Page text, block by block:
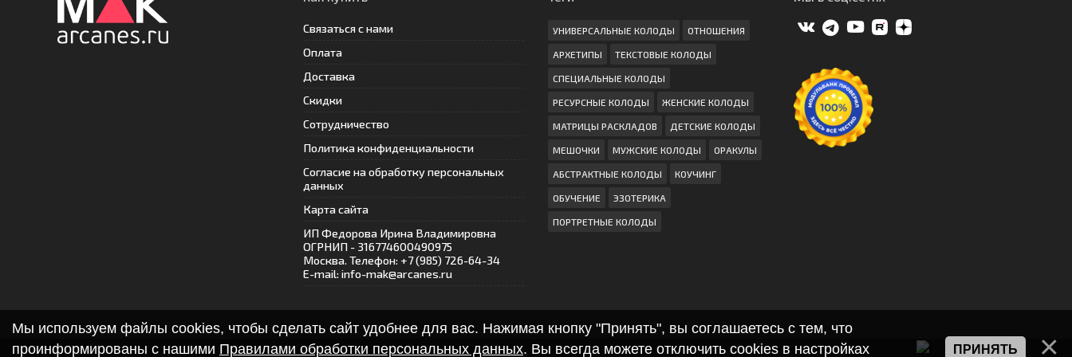
Связаться с нами
Оплата
Доставка
Скидки
Сотрудничество
Политика конфиденциальности
Согласие на обработку персональных
данных
Карта сайта
ИП Федорова Ирина Владимировна
ОГРНИП - 316774600490975
Москва. Телефон: +7 (985) 726-64-34
E-mail: info-mak@arcanes.ru
УНИВЕРСАЛЬНЫЕ КОЛОДЫ ОТНОШЕНИЯ
АРХЕТИПЫ ТЕКСТОВЫЕ КОЛОДЫ
СПЕЦИАЛЬНЫЕ КОЛОДЫ
РЕСУРСНЫЕ КОЛОДЫ ЖЕНСКИЕ КОЛОДЫ
МАТРИЦЫ РАСКЛАДОВ ДЕТСКИЕ КОЛОДЫ
МЕШОЧКИ МУЖСКИЕ КОЛОДЫ ОРАКУЛЫ
АБСТРАКТНЫЕ КОЛОДЫ КОУЧИНГ
ОБУЧЕНИЕ ЭЗОТЕРИКА
ПОРТРЕТНЫЕ КОЛОДЫ
Мы используем файлы cookies, чтобы сделать сайт удобнее для вас. Нажимая кнопку "Принять", вы соглашаетесь с тем, что
проинформированы с нашими Правилами обработки персональных данных. Вы всегда можете отключить cookies в настройках ПРИНЯТЬ